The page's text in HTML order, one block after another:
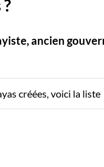
ancien
créées, voici la liste